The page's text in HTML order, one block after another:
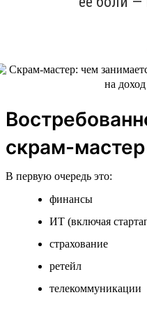
скрам-мастер
В первую очередь это:
финансы
ИТ (включая
страхование
ретейл
телекоммуникации